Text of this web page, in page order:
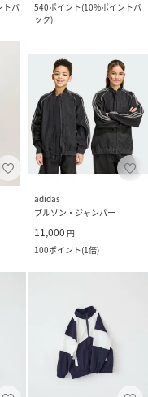
トバ
540ポイント(10%ポイントバ
ック)
adidas
ブルゾン・ジャンパー
11,000 円
100ポイント(1倍)